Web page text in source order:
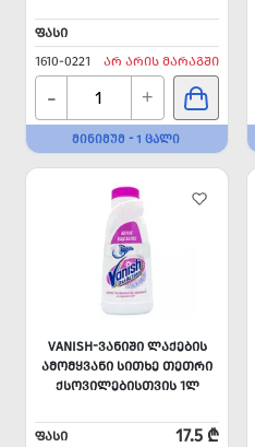
ᲤᲐᲡᲘ
1610-0221
ᲐᲠ ᲐᲠᲘᲡ ᲛᲐᲠᲐᲒᲨᲘ
- +
ᲛᲘᲜᲘᲛᲣᲛ - 1 ᲪᲐᲚᲘ
VANISH-ᲕᲐᲜᲘᲨᲘ ᲚᲐᲥᲔᲑᲘᲡ
ᲐᲛᲝᲛᲧᲕᲐᲜᲘ ᲡᲘᲗᲮᲔ ᲗᲔᲗᲠᲘ
ᲥᲡᲝᲕᲘᲚᲔᲑᲘᲡᲗᲕᲘᲡ 1Ლ
ᲤᲐᲡᲘ 17.5 ₾